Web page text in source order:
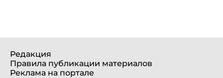
Редакция
Правила публикации материалов
Реклама на портале